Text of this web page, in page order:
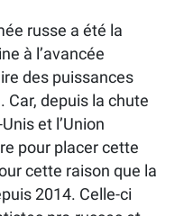
russe a été la
à l’avancée
des puissances
Car, depuis la chute
et l’Union
pour placer cette
cette raison que la
2014. Celle-ci